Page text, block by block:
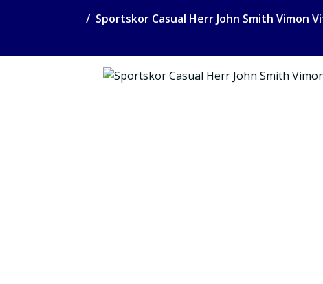
Sportskor Casual Herr John Smith Vimon